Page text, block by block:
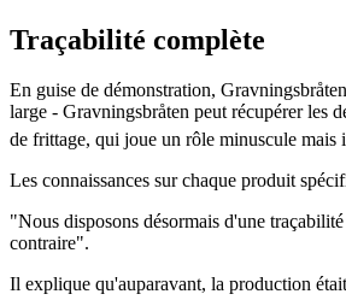
Traçabilité complète
En guise de démonstration,
large - Gravningsbråten peut récupérer les
de frittage, qui joue un rôle minuscule mais
Les connaissances sur chaque produit
"Nous disposons désormais d'une
contraire".
Il explique qu'auparavant, la production